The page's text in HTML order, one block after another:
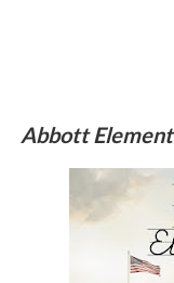
Abbott